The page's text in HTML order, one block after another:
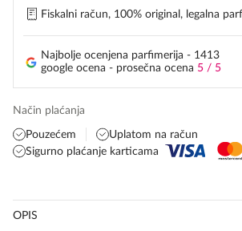
Fiskalni račun, 100% original, legalna
Najbolje ocenjena parfimerija - 1413
google ocena - prosečna ocena 5 / 5
Način plaćanja
Pouzećem
Uplatom na račun
Sigurno plaćanje karticama
OPIS